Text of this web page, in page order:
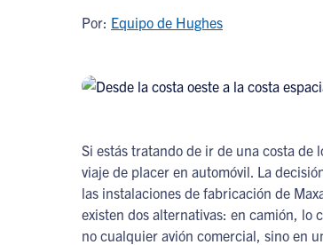
Por: Equipo de Hughes
Si estás tratando de ir de una costa
viaje de placer en automóvil. La
las instalaciones de fabricación de
existen dos alternativas: en camión, lo
no cualquier avión comercial, sino en